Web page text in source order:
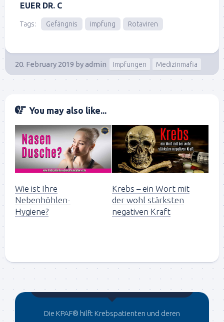
EUER DR. C
Tags: Gefängnis impfung Rotaviren
20. February 2019 byadmin Impfungen Medizinmafia
You may also like...
Wie ist Ihre
Nebenhöhlen-
Hygiene?
Krebs – ein Wort mit
der wohl stärksten
negativen Kraft
Gegründet von Dr.C
Die KPAF® hilft Krebspatienten und deren